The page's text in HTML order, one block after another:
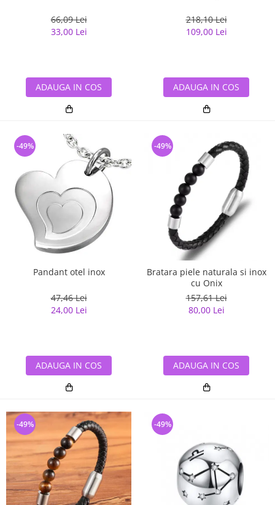
66,09 Lei
33,00 Lei
ADAUGA IN COS
218,10 Lei
109,00 Lei
ADAUGA IN COS
Pandant otel inox
47,46 Lei
24,00 Lei
-49%
ADAUGA IN COS
Bratara piele naturala si inox
cu Onix
157,61 Lei
80,00 Lei
-49%
ADAUGA IN COS
-49% -49%